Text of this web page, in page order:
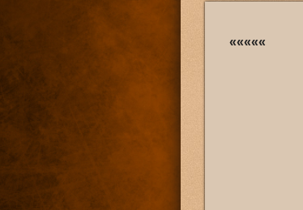
«««««